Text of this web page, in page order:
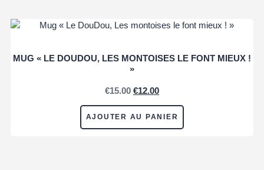
MUG « LE DOUDOU, LES MONTOISES LE FONT MIEUX !
»
€15.00 €12.00
AJOUTER AU PANIER